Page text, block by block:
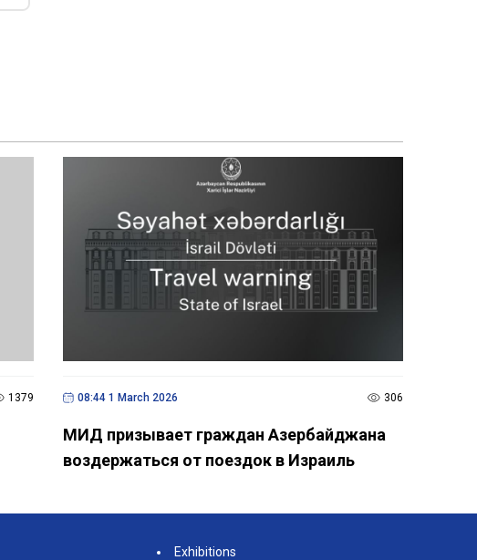
1379 08:44 1 March 2026 306
МИД призывает граждан Азербайджана
воздержаться от поездок в Израиль
Exhibitions